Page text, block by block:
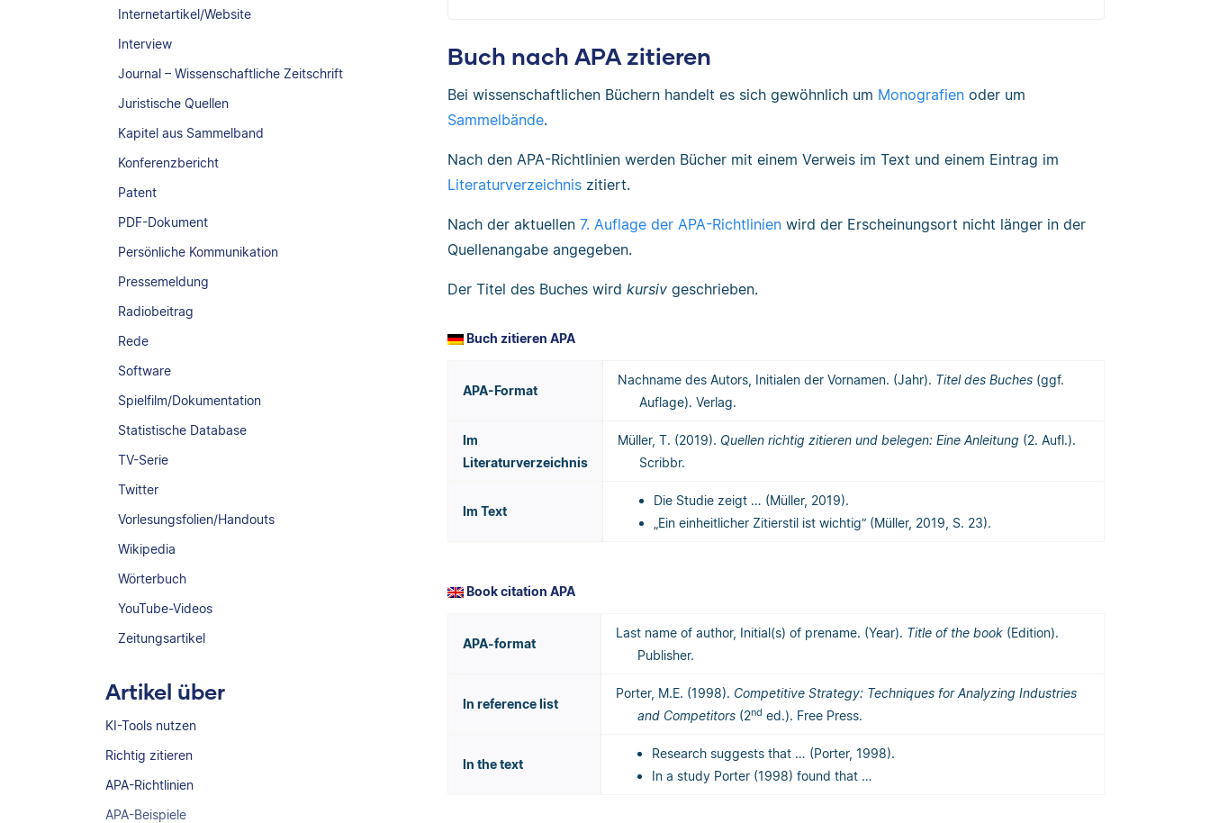
Internetartikel/Website
Interview
Journal – Wissenschaftliche Zeitschrift
Juristische Quellen
Kapitel aus Sammelband
Konferenzbericht
Patent
PDF-Dokument
Persönliche Kommunikation
Pressemeldung
Radiobeitrag
Rede
Software
Spielfilm/Dokumentation
Statistische Database
TV-Serie
Twitter
Vorlesungsfolien/Handouts
Wikipedia
Wörterbuch
YouTube-Videos
Zeitungsartikel
Artikel über
KI-Tools nutzen
Richtig zitieren
APA-Richtlinien
APA-Beispiele
Buch nach APA zitieren
Bei wissenschaftlichen Büchern handelt es sich gewöhnlich um Monografien oder um
Sammelbände.
Nach den APA-Richtlinien werden Bücher mit einem Verweis im Text und einem Eintrag im
Literaturverzeichnis zitiert.
Nach der aktuellen 7. Auflage der APA-Richtlinien wird der Erscheinungsort nicht länger in der
Quellenangabe angegeben.
Der Titel des Buches wird kursiv geschrieben.
Buch zitieren APA
APA-Format
Nachname des Autors, Initialen der Vornamen. (Jahr). Titel des Buches (ggf.
Auflage). Verlag.
Im
Literaturverzeichnis
Müller, T. (2019). Quellen richtig zitieren und belegen: Eine Anleitung (2. Aufl.).
Scribbr.
Im Text
Die Studie zeigt … (Müller, 2019).
„Ein einheitlicher Zitierstil ist wichtig“ (Müller, 2019, S. 23).
Book citation APA
APA-format
Last name of author, Initial(s) of prename. (Year). Title of the book (Edition).
Publisher.
In reference list
Porter, M.E. (1998). Competitive Strategy: Techniques for Analyzing Industries
and Competitors (2nd ed.). Free Press.
In the text
Research suggests that … (Porter, 1998).
In a study Porter (1998) found that …